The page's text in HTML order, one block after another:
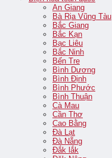
An Giang
Bà Rịa Vũng Tàu
Bắc Giang
Bắc Kạn
Bạc Liêu
Bắc Ninh
Bến Tre
Bình Dương
Bình Định
Bình Phước
Bình Thuận
Cà Mau
Cần Thơ
Cao Bằng
Đà Lạt
Đà Nẵng
Đắk lắk